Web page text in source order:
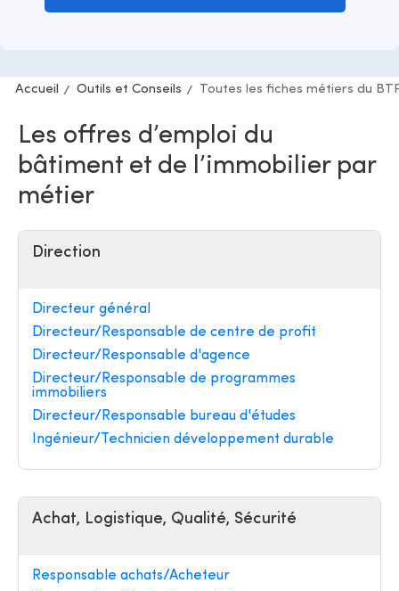
Accueil Outils et Conseils Toutes les fiches métiers du
Les offres d’emploi du
bâtiment et de l’immobilier par
métier
Direction
Directeur général
Directeur/Responsable de centre de profit
Directeur/Responsable d'agence
Directeur/Responsable de programmes
immobiliers
Directeur/Responsable bureau d'études
Ingénieur/Technicien développement durable
Achat, Logistique, Qualité, Sécurité
Responsable achats/Acheteur